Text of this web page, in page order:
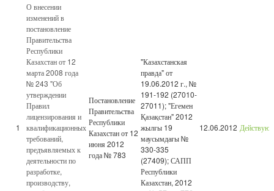
1
О внесении
изменений в
постановление
Правительства
Республики
Казахстан от 12
марта 2008 года
№ 243 "Об
утверждении
Правил
лицензирования и
квалификационных
требований,
предъявляемых к
деятельности по
разработке,
производству,
Постановление
Правительства
Республики
Казахстан от 12
июня 2012
года № 783
"Казахстанская
правда" от
19.06.2012 г., №
191-192 (27010-
27011); "Егемен
Қазақстан" 2012
жылғы 19
маусымдағы №
330-335
(27409); САПП
Республики
Казахстан, 2012
12.06.2012